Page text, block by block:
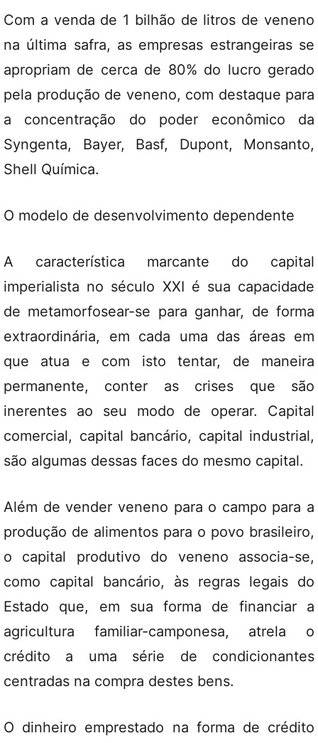
Com a venda de 1 bilhão de litros de veneno
na última safra, as empresas estrangeiras se
apropriam de cerca de 80% do lucro gerado
pela produção de veneno, com destaque para
a concentração do poder econômico da
Syngenta, Bayer, Basf, Dupont, Monsanto,
Shell Química.
O modelo de desenvolvimento dependente
A característica marcante do capital
imperialista no século XXI é sua capacidade
de metamorfosear-se para ganhar, de forma
extraordinária, em cada uma das áreas em
que atua e com isto tentar, de maneira
permanente, conter as crises que são
inerentes ao seu modo de operar. Capital
comercial, capital bancário, capital industrial,
são algumas dessas faces do mesmo capital.
Além de vender veneno para o campo para a
produção de alimentos para o povo brasileiro,
o capital produtivo do veneno associa-se,
como capital bancário, às regras legais do
Estado que, em sua forma de financiar a
agricultura familiar-camponesa, atrela o
crédito a uma série de condicionantes
centradas na compra destes bens.
O dinheiro emprestado na forma de crédito